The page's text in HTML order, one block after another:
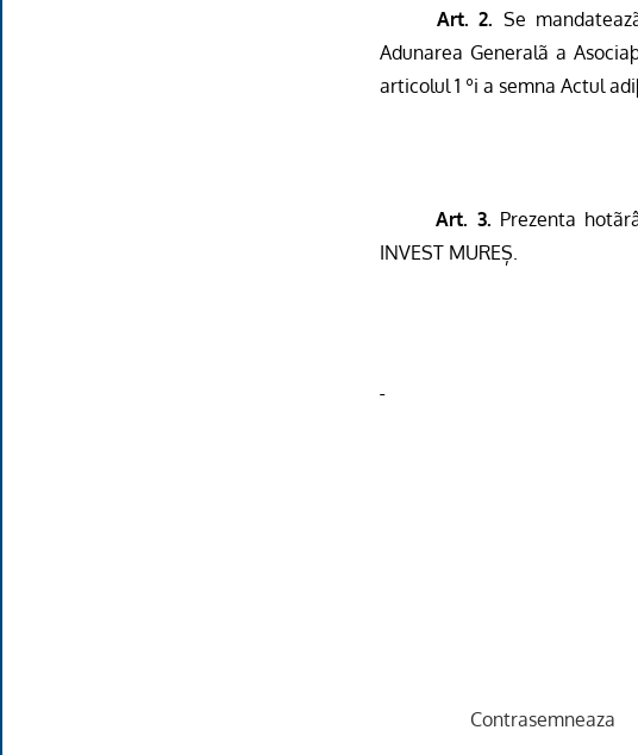
Art. 2. Se
Adunarea Generalã a
articolul 1 ºi a semna Actul
Art. 3. Prezenta
INVEST MUREȘ.
Contrasemneaza